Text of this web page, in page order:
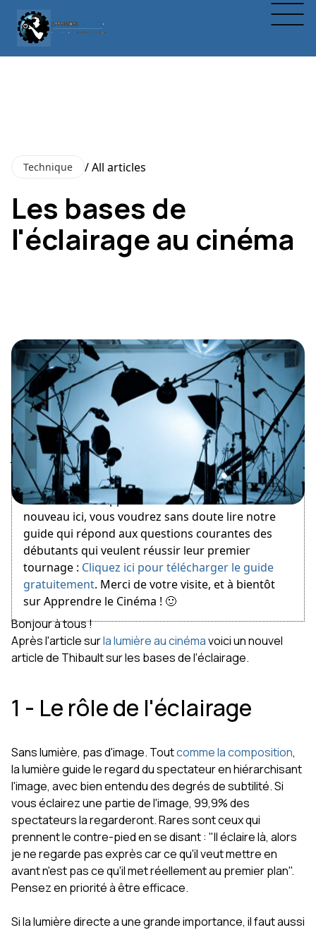
Technique / All articles
Les bases de
l'éclairage au cinéma
July 6, 2012
Bienvenue sur Apprendre le Cinéma ! Si vous êtes
nouveau ici, vous voudrez sans doute lire notre
guide qui répond aux questions courantes des
débutants qui veulent réussir leur premier
tournage : Cliquez ici pour télécharger le guide
gratuitement. Merci de votre visite, et à bientôt
sur Apprendre le Cinéma ! 🙂
Bonjour à tous !
Après l'article surla lumière au cinémavoici un nouvel
article de Thibault sur les bases de l'éclairage.
1 - Le rôle de l'éclairage
Sans lumière, pas d'image. Toutcomme la composition,
la lumière guide le regard du spectateur en hiérarchisant
l'image, avec bien entendu des degrés de subtilité. Si
vous éclairez une partie de l'image, 99,9% des
spectateurs la regarderont. Rares sont ceux qui
prennent le contre-pied en se disant : "Il éclaire là, alors
je ne regarde pas exprès car ce qu'il veut mettre en
avant n'est pas ce qu'il met réellement au premier plan".
Pensez en priorité à être efficace.
Si la lumière directe a une grande importance, il faut aussi